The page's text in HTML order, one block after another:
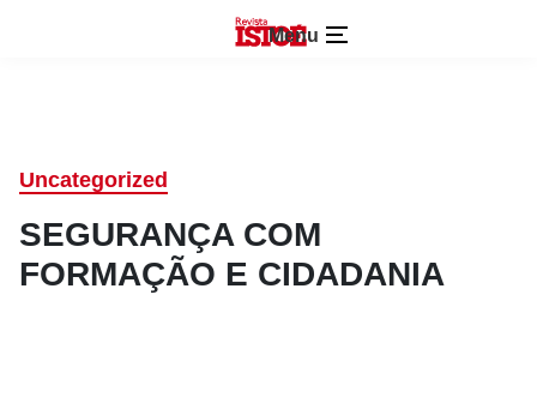
Menu
Uncategorized
SEGURANÇA COM
FORMAÇÃO E CIDADANIA